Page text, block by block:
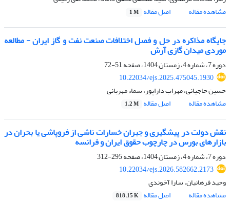
مشاهده مقاله
اصل مقاله 1 M
جایگاه مذاکره در حل و فصل اختلافات صنعت نفت و گاز ایران - مطالعه
موردی میدان گازی آرش
دوره 7، شماره 4، زمستان 1404، صفحه
51-72
10.22034/ejs.2025.475045.1930
حسین حاجیانی، مهراب داراپور، سماء مهربانی
مشاهده مقاله
اصل مقاله 1.2 M
نقش دولت در پیشگیری و جبران خسارات ناشی از فروپاشی یا بحران در
بازارهای بورس در چارچوب حقوق ایران و فرانسه
دوره 7، شماره 4، زمستان 1404، صفحه
295-312
10.22034/ejs.2026.582662.2173
وحید فرهانیان، سارا آخوندی
مشاهده مقاله
اصل مقاله 818.15 K